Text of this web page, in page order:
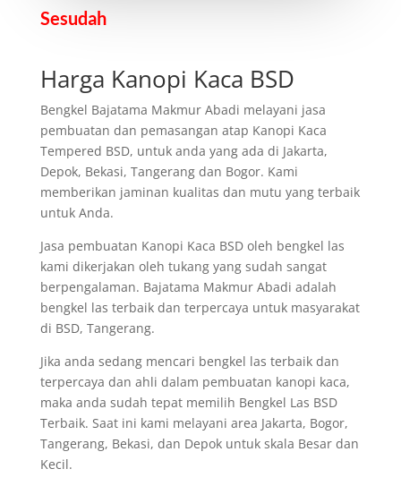
Sesudah
Harga Kanopi Kaca BSD
Bengkel Bajatama Makmur Abadi melayani jasa
pembuatan dan pemasangan atap Kanopi Kaca
Tempered BSD, untuk anda yang ada di Jakarta,
Depok, Bekasi, Tangerang dan Bogor. Kami
memberikan jaminan kualitas dan mutu yang terbaik
untuk Anda.
Jasa pembuatan Kanopi Kaca BSD oleh bengkel las
kami dikerjakan oleh tukang yang sudah sangat
berpengalaman. Bajatama Makmur Abadi adalah
bengkel las terbaik dan terpercaya untuk masyarakat
di BSD, Tangerang.
Jika anda sedang mencari bengkel las terbaik dan
terpercaya dan ahli dalam pembuatan kanopi kaca,
maka anda sudah tepat memilih Bengkel Las BSD
Terbaik. Saat ini kami melayani area Jakarta, Bogor,
Tangerang, Bekasi, dan Depok untuk skala Besar dan
Kecil.